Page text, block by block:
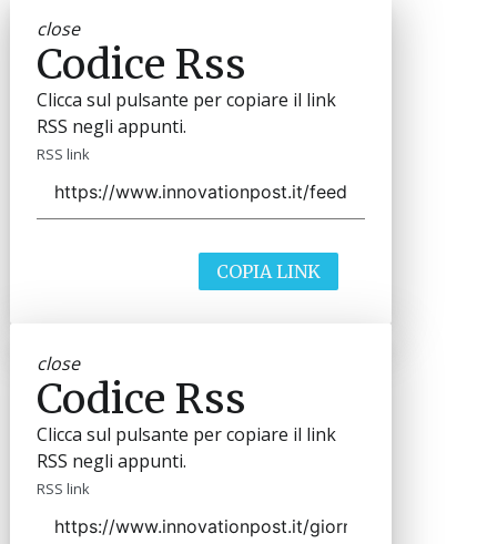
close
Codice Rss
Clicca sul pulsante per copiare il link
RSS negli appunti.
RSS link
COPIA LINK
close
Codice Rss
Clicca sul pulsante per copiare il link
RSS negli appunti.
RSS link